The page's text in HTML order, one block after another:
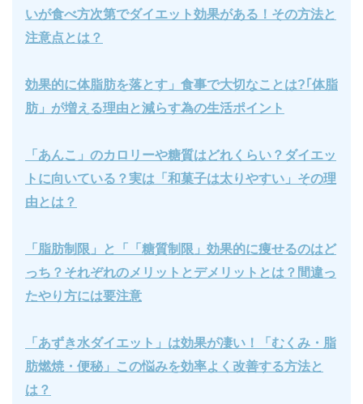
いが食べ方次第でダイエット効果がある！その方法と
注意点とは？
効果的に体脂肪を落とす」食事で大切なことは?｢体脂
肪」が増える理由と減らす為の生活ポイント
「あんこ」のカロリーや糖質はどれくらい？ダイエッ
トに向いている？実は「和菓子は太りやすい」その理
由とは？
「脂肪制限」と「「糖質制限」効果的に痩せるのはど
っち？それぞれのメリットとデメリットとは？間違っ
たやり方には要注意
「あずき水ダイエット」は効果が凄い！「むくみ・脂
肪燃焼・便秘」この悩みを効率よく改善する方法と
は？